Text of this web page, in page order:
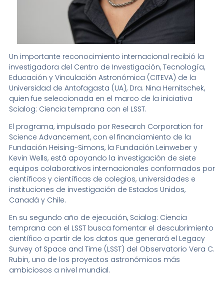
Un importante reconocimiento internacional recibió la
investigadora del Centro de Investigación, Tecnología,
Educación y Vinculación Astronómica (CITEVA) de la
Universidad de Antofagasta (UA), Dra. Nina Hernitschek,
quien fue seleccionada en el marco de la iniciativa
Scialog: Ciencia temprana con el LSST.
El programa, impulsado por Research Corporation for
Science Advancement, con el financiamiento de la
Fundación Heising-Simons, la Fundación Leinweber y
Kevin Wells, está apoyando la investigación de siete
equipos colaborativos internacionales conformados por
científicos y científicas de colegios, universidades e
instituciones de investigación de Estados Unidos,
Canadá y Chile.
En su segundo año de ejecución, Scialog: Ciencia
temprana con el LSST busca fomentar el descubrimiento
científico a partir de los datos que generará el Legacy
Survey of Space and Time (LSST) del Observatorio Vera C.
Rubin, uno de los proyectos astronómicos más
ambiciosos a nivel mundial.